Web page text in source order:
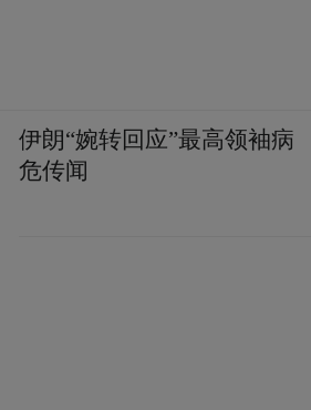
伊朗“婉转回应”最高领袖病
危传闻